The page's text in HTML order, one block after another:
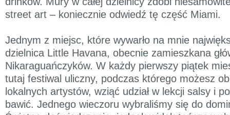
street art – koniecznie odwiedź tę część Miami.
Jednym z miejsc, które wywarło na mnie
dzielnica Little Havana, obecnie zamieszkana
Nikaraguańczyków. W każdy pierwszy piątek
tutaj festiwal uliczny, podczas którego możesz
lokalnych artystów, wziąć udział w lekcji salsy i
bawić. Jednego wieczoru wybraliśmy się do